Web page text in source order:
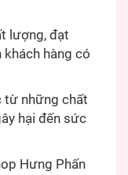
lượng, đạt
khách hàng có
từ những chất
hại đến sức
Hưng Phấn